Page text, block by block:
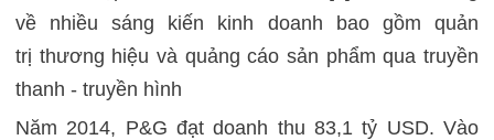
về nhiều sáng kiến ​​kinh doanh bao gồm quản
trị thương hiệu và quảng cáo sản phẩm qua truyền
thanh - truyền hình
Năm 2014, P&G đạt doanh thu 83,1 tỷ USD. Vào